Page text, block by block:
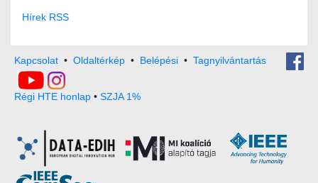
Hírek RSS
Kapcsolat • Oldaltérkép • Belépési • Tagnyilvántartás
Régi HTE honlap • SZJA 1%